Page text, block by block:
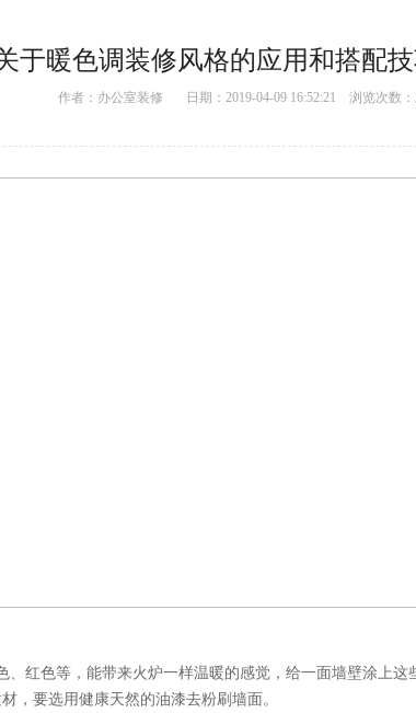
于暖色调装修风格的应用和搭配
作者： 办公室装修 日期：2019-04-09 16:52:21 浏览次数：
、红色等，能带来火炉一样温暖的感觉，给一面墙壁涂上
，要选用健康天然的油漆去粉刷墙面。